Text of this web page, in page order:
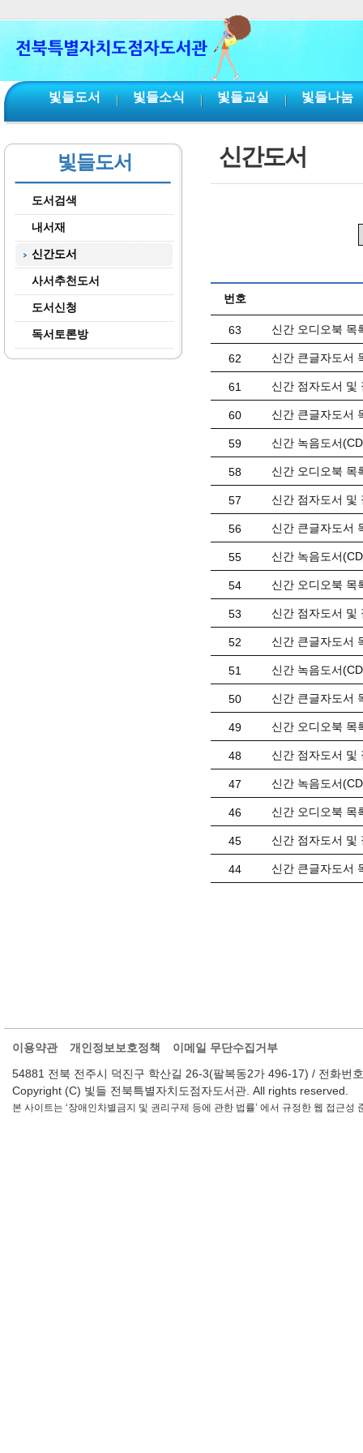
빛들도서 빛들소식 빛들교실 빛들나눔
빛들도서
도서검색
내서재
신간도서
사서추천도서
도서신청
독서토론방
신간도서
번호
63 신간 오디오북 목
62 신간 큰글자도서
61 신간 점자도서 및
60 신간 큰글자도서
59 신간 녹음도서
58 신간 오디오북 목
57 신간 점자도서 및
56 신간 큰글자도서
55 신간 녹음도서
54 신간 오디오북 목
53 신간 점자도서 및
52 신간 큰글자도서
51 신간 녹음도서
50 신간 큰글자도서
49 신간 오디오북 목
48 신간 점자도서 및
47 신간 녹음도서
46 신간 오디오북 목
45 신간 점자도서 및
44 신간 큰글자도서
이용약관 개인정보보호정책
이메일 무단수집거부
54881 전북 전주시 덕진구 학산길 26-3(팔복동2가 496-17) / 전화
Copyright (C) 빛들 전북특별자치도점자도서관. All rights reserved.
본 사이트는 ‘장애인차별금지 및 권리구제 등에 관한 법률’ 에서 규정한 웹 접근